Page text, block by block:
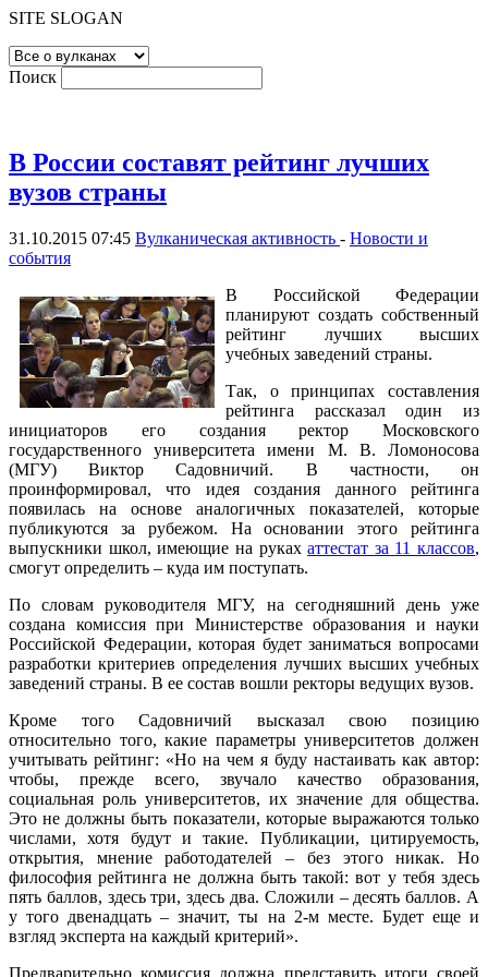
SITE SLOGAN
Поиск
В России составят рейтинг лучших
вузов страны
31.10.2015 07:45 Вулканическая активность - Новости и
события
В Российской Федерации
планируют создать собственный
рейтинг лучших высших
учебных заведений страны.
Так, о принципах составления
рейтинга рассказал один из
инициаторов его создания ректор Московского
государственного университета имени М. В. Ломоносова
(МГУ) Виктор Садовничий. В частности, он
проинформировал, что идея создания данного рейтинга
появилась на основе аналогичных показателей, которые
публикуются за рубежом. На основании этого рейтинга
выпускники школ, имеющие на рукахаттестат за 11 классов,
смогут определить – куда им поступать.
По словам руководителя МГУ, на сегодняшний день уже
создана комиссия при Министерстве образования и науки
Российской Федерации, которая будет заниматься вопросами
разработки критериев определения лучших высших учебных
заведений страны. В ее состав вошли ректоры ведущих вузов.
Кроме того Садовничий высказал свою позицию
относительно того, какие параметры университетов должен
учитывать рейтинг: «Но на чем я буду настаивать как автор:
чтобы, прежде всего, звучало качество образования,
социальная роль университетов, их значение для общества.
Это не должны быть показатели, которые выражаются только
числами, хотя будут и такие. Публикации, цитируемость,
открытия, мнение работодателей – без этого никак. Но
философия рейтинга не должна быть такой: вот у тебя здесь
пять баллов, здесь три, здесь два. Сложили – десять баллов. А
у того двенадцать – значит, ты на 2-м месте. Будет еще и
взгляд эксперта на каждый критерий».
Предварительно комиссия должна представить итоги своей